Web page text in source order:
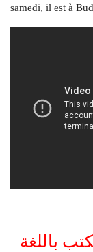
samedi, il est à
باللغة